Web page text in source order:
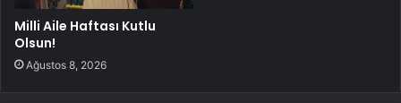
Milli Aile Haftası Kutlu
Olsun!
Ağustos 8, 2026